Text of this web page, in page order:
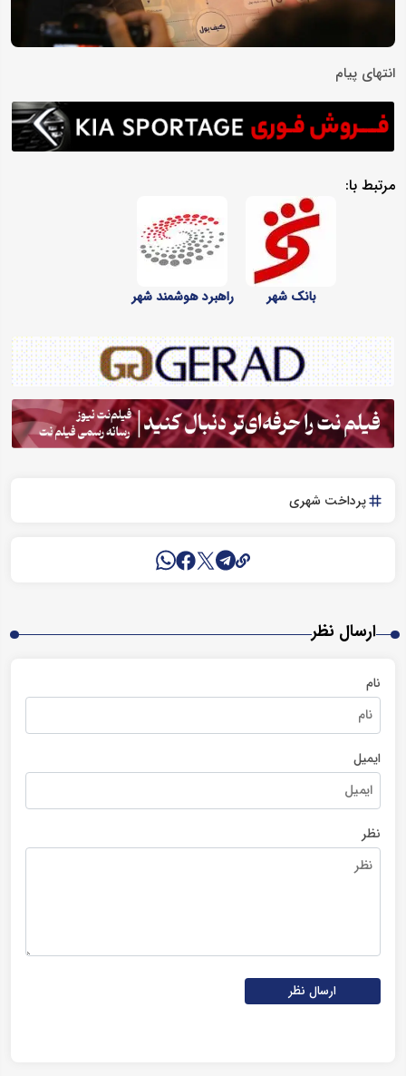
انتهای پیام
مرتبط با:
بانک شهر راهبرد هوشمند شهر
پرداخت شهری
ارسال نظر
نام
ایمیل
نظر
ارسال نظر